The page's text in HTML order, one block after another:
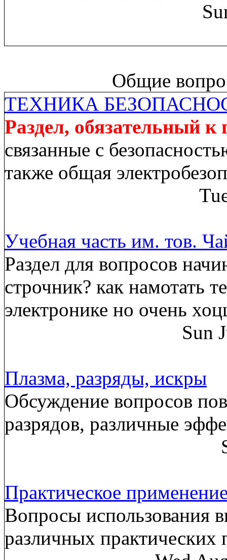
Общие
ТЕХНИКА
Раздел, обязательный к
связанные с
также общая
Учебная часть им. тов.
Раздел для вопросов
строчник? как намотать
электронике но очень
Sun
Плазма, разряды, искры
Обсуждение вопросов
разрядов, различные
Практическое
Вопросы использования
различных практических